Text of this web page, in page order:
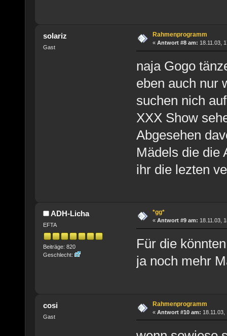
solariz
Gast
Rahmenprogramm
« Antwort #8 am: 18.11.03,
naja Gogo
eben auch nur
suchen nich
XXX Show
Abgesehen
Mädels die die
ihr die lezten
ADH-Licha
EFTA
Beiträge: 820
Geschlecht:
*gg*
« Antwort #9 am: 18.11.03,
Für die
ja noch mehr
cosi
Gast
Rahmenprogramm
« Antwort #10 am: 18.11.03,